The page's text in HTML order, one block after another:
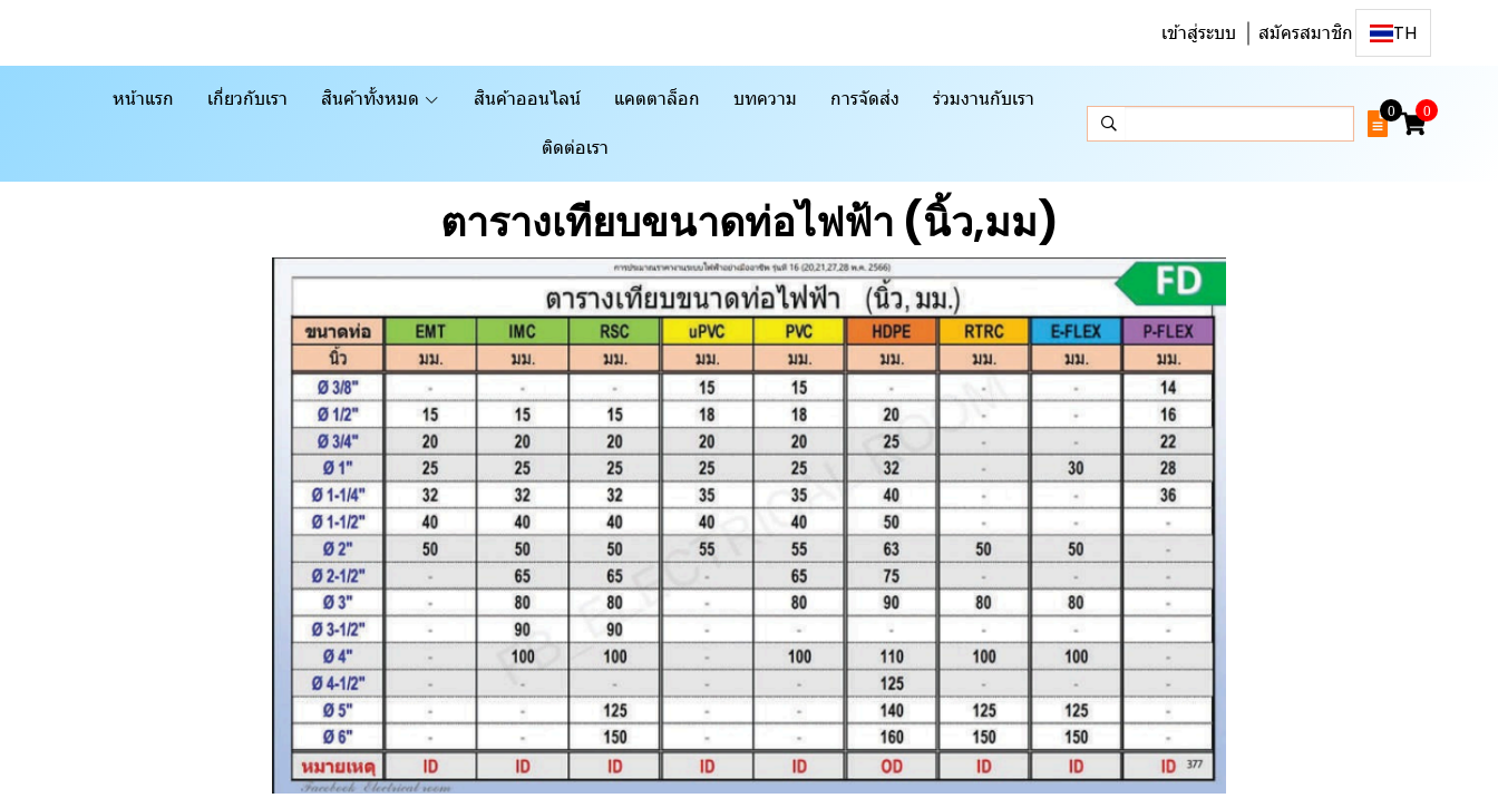
เข้าสู่ระบบ สมัครสมาชิก TH
หน้าแรก เกี่ยวกับเรา สินค้าทั้งหมด สินค้าออนไลน์ แคตตาล็อก บทความ การจัดส่ง ร่วมงานกับเรา
ติดต่อเรา
0 0
ตารางเทียบขนาดท่อไฟฟ้า (นิ้ว,มม)